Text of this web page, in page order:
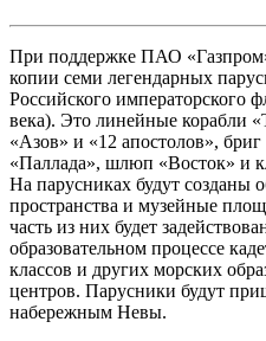
При поддержке ПАО
копии семи легендарных
Российского императорского
века). Это линейные корабли
«Азов» и «12 апостолов»,
«Паллада», шлюп «Восток» и
На парусниках будут созданы
пространства и музейные
часть из них будет
образовательном процессе
классов и других морских
центров. Парусники будут
набережным Невы.